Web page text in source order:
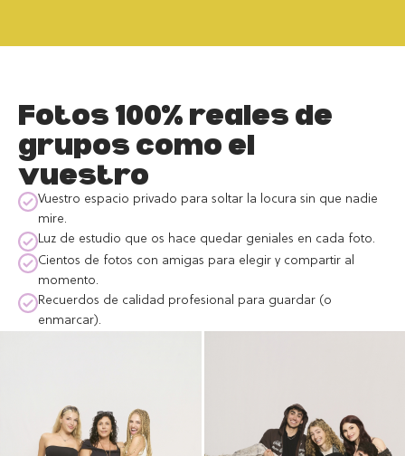
Fotos 100% reales de
grupos como el
vuestro
Vuestro espacio privado para soltar la locura sin que nadie
mire.
Luz de estudio que os hace quedar geniales en cada foto.
Cientos de fotos con amigas para elegir y compartir al
momento.
Recuerdos de calidad profesional para guardar (o
enmarcar).